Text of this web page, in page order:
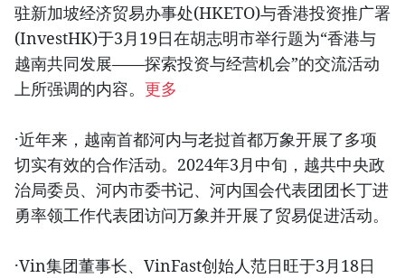
驻新加坡经济贸易办事处(HKETO)与香港投资推广署
(InvestHK)于3月19日在胡志明市举行题为“香港与
越南共同发展——探索投资与经营机会”的交流活动
上所强调的内容。 更多
·近年来，越南首都河内与老挝首都万象开展了多项
切实有效的合作活动。2024年3月中旬，越共中央政
治局委员、河内市委书记、河内国会代表团团长丁进
勇率领工作代表团访问万象并开展了贸易促进活动。
·Vin集团董事长、VinFast创始人范日旺于3月18日